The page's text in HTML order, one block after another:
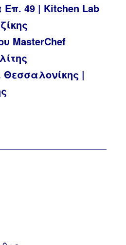
Επ. 49 | Kitchen Lab
MasterChef
Θεσσαλονίκης |